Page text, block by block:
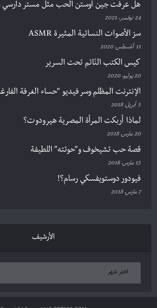
هل عرفت جين أوستن الحب مثل مستر دارسي
24 نوفمبر، 2021
سرّ الأصوات النسائية المثيرة ASMR
11 أغسطس، 2020
كيس الكتب النّائم تحت السرير
20 يوليو، 2020
الإنترنت المظلم وسر فيديو “حساء الغرفة
5 أبريل، 2018
لماذا أربكت المرأة المصرية هيرودوت؟
20 مارس، 2018
قصة حب تشيخوف و”حوتته” اللطيفة
15 مارس، 2018
فيودور دوستويفسكي رسام؟!
7 مارس، 2018
الأرشيف